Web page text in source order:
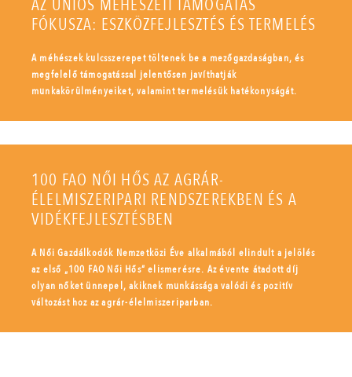
AZ UNIÓS MÉHÉSZETI TÁMOGATÁS
FÓKUSZA: ESZKÖZFEJLESZTÉS ÉS TERMELÉS
A méhészek kulcsszerepet töltenek be a mezőgazdaságban, és
megfelelő támogatással jelentősen javíthatják
munkakörülményeiket, valamint termelésük hatékonyságát.
100 FAO NŐI HŐS AZ AGRÁR-
ÉLELMISZERIPARI RENDSZEREKBEN ÉS A
VIDÉKFEJLESZTÉSBEN
A Női Gazdálkodók Nemzetközi Éve alkalmából elindult a jelölés
az első „100 FAO Női Hős” elismerésre. Az évente átadott díj
olyan nőket ünnepel, akiknek munkássága valódi és pozitív
változást hoz az agrár-élelmiszeriparban.